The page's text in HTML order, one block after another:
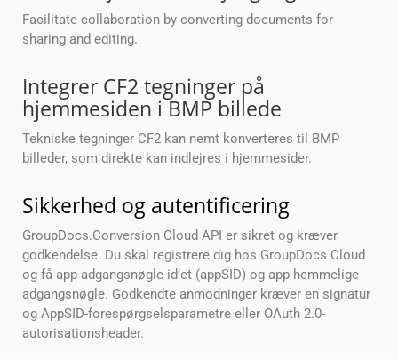
Facilitate collaboration by converting documents for
sharing and editing.
Integrer CF2 tegninger på
hjemmesiden i BMP billede
Tekniske tegninger CF2 kan nemt konverteres til BMP
billeder, som direkte kan indlejres i hjemmesider.
Sikkerhed og autentificering
GroupDocs.Conversion Cloud API er sikret og kræver
godkendelse. Du skal registrere dig hos GroupDocs Cloud
og få app-adgangsnøgle-id’et (appSID) og app-hemmelige
adgangsnøgle. Godkendte anmodninger kræver en signatur
og AppSID-forespørgselsparametre eller OAuth 2.0-
autorisationsheader.